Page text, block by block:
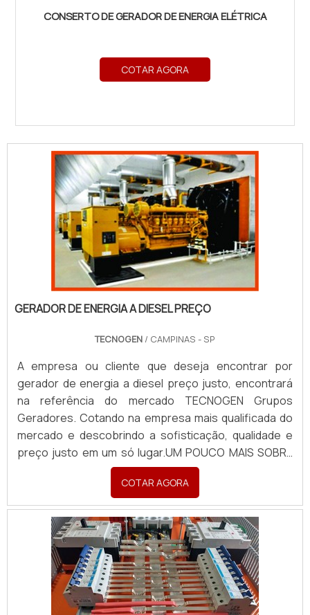
CONSERTO DE GERADOR DE ENERGIA ELÉTRICA
COTAR AGORA
GERADOR DE ENERGIA A DIESEL PREÇO
TECNOGEN / CAMPINAS - SP
A empresa ou cliente que deseja encontrar por
gerador de energia a diesel preço justo, encontrará
na referência do mercado TECNOGEN Grupos
Geradores. Cotando na empresa mais qualificada do
mercado e descobrindo a sofisticação, qualidade e
preço justo em um só lugar.UM POUCO MAIS SOBRE
GERADOR DE ENERGIA A DIESEL PREÇOQuem quer
achar gerador de energia a diesel preço acessível e
em uma empresa comprometida com os serviços,
depara com a T...
COTAR AGORA